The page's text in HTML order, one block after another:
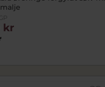
kr